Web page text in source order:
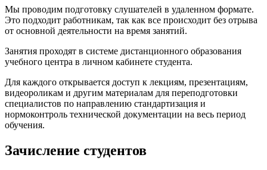
Мы проводим подготовку слушателей в удаленном формате.
Это подходит работникам, так как все происходит без отрыва
от основной деятельности на время занятий.
Занятия проходят в системе дистанционного образования
учебного центра в личном кабинете студента.
Для каждого открывается доступ к лекциям, презентациям,
видеороликам и другим материалам для переподготовки
специалистов по направлению стандартизация и
нормоконтроль технической документации на весь период
обучения.
Зачисление студентов